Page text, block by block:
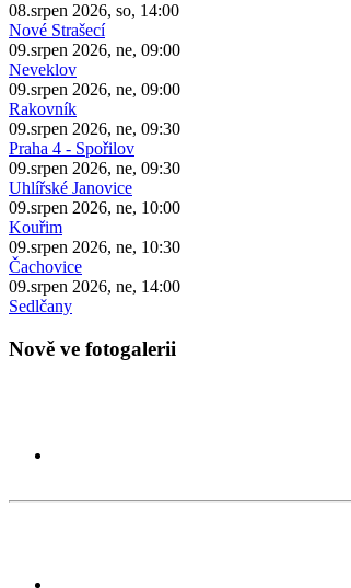
08.srpen 2026, so, 14:00
Nové Strašecí
09.srpen 2026, ne, 09:00
Neveklov
09.srpen 2026, ne, 09:00
Rakovník
09.srpen 2026, ne, 09:30
Praha 4 - Spořilov
09.srpen 2026, ne, 09:30
Uhlířské Janovice
09.srpen 2026, ne, 10:00
Kouřim
09.srpen 2026, ne, 10:30
Čachovice
09.srpen 2026, ne, 14:00
Sedlčany
Nově ve fotogalerii